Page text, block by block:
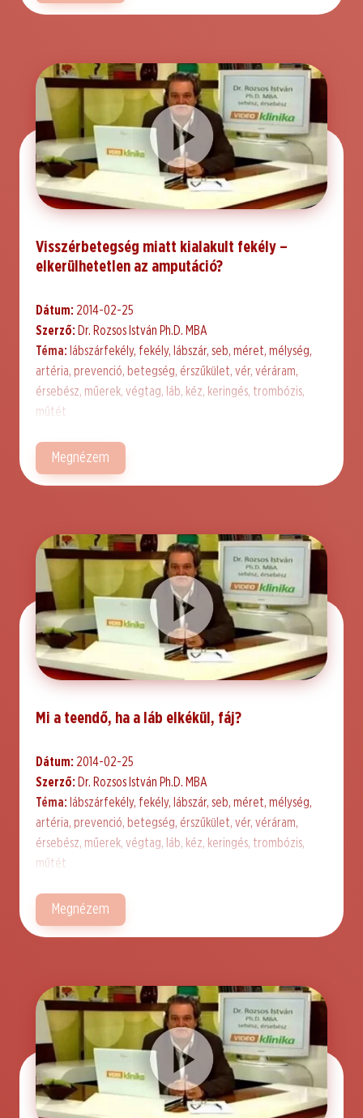
Visszérbetegség miatt kialakult fekély –
elkerülhetetlen az amputáció?
Dátum: 2014-02-25
Szerző: Dr. Rozsos István Ph.D. MBA
Téma: lábszárfekély, fekély, lábszár, seb, méret, mélység,
artéria, prevenció, betegség, érszűkület, vér, véráram,
érsebész, műerek, végtag, láb, kéz, keringés, trombózis,
műtét
Megnézem
Mi a teendő, ha a láb elkékül, fáj?
Dátum: 2014-02-25
Szerző: Dr. Rozsos István Ph.D. MBA
Téma: lábszárfekély, fekély, lábszár, seb, méret, mélység,
artéria, prevenció, betegség, érszűkület, vér, véráram,
érsebész, műerek, végtag, láb, kéz, keringés, trombózis,
műtét
Megnézem